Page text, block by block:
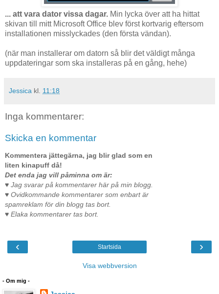
... att vara dator vissa dagar. Min lycka över att ha hittat
skivan till mitt Microsoft Office blev först kortvarig eftersom
installationen misslyckades (den första vändan).
(när man installerar om datorn så blir det väldigt många
uppdateringar som ska installeras på en gång, hehe)
Jessica kl. 11:18
Inga kommentarer:
Skicka en kommentar
Kommentera jättegärna, jag blir glad som en
liten kinapuff då!
Det enda jag vill påminna om är:
♥ Jag svarar på kommentarer här på min blogg.
♥ Ovidkommande kommentarer som enbart är
spamreklam för din blogg tas bort.
♥ Elaka kommentarer tas bort.
‹ ›
Startsida
Visa webbversion
- Om mig -